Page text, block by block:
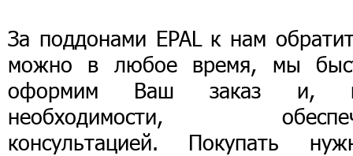
За поддонами EPAL к нам
можно в любое время, мы
оформим Ваш заказ и,
необходимости,
консультацией. Покупать